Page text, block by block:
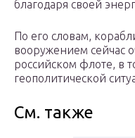
благодаря своей
По его словам,
вооружением сейчас
российском флоте, в
геополитической
См. также